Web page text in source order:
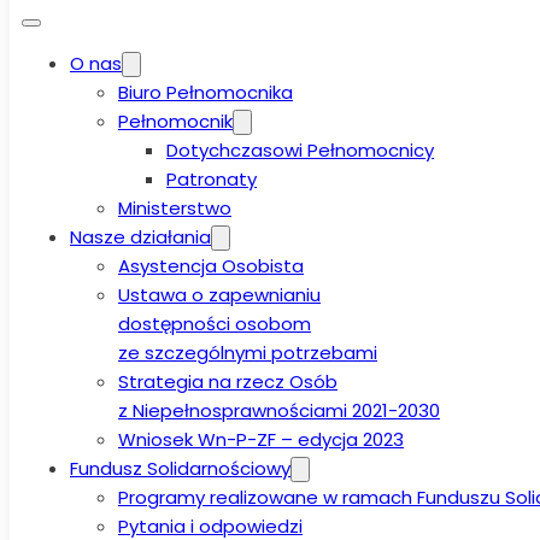
O nas
Biuro Pełnomocnika
Pełnomocnik
Dotychczasowi Pełnomocnicy
Patronaty
Ministerstwo
Nasze działania
Asystencja Osobista
Ustawa o zapewnianiu
dostępności osobom
ze szczególnymi potrzebami
Strategia na rzecz Osób
z Niepełnosprawnościami 2021-2030
Wniosek Wn-P-ZF – edycja 2023
Fundusz Solidarnościowy
Programy realizowane w ramach Funduszu
Pytania i odpowiedzi